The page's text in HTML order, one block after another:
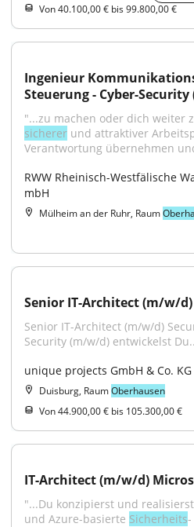
Von 40.100,00 € bis 99.800,00 €
Ingenieur
Steuerung - Cyber-
sicherer und attraktiver
Verantwortung übernehmen
RWW Rheinisch-Westfälische
mbH
Mülheim an der Ruhr, Raum
Senior IT-Architect (m/w/
Senior IT-Architect (m/w/d)
Security (m/w/d) entwickelst
unique projects GmbH & Co. KG
Duisburg, RaumOberhausen
Von 44.900,00 € bis 105.300,00 €
IT-Architect (m/w/d)
"...Du konzipierst und
und Azure-basierte Sicherheits-